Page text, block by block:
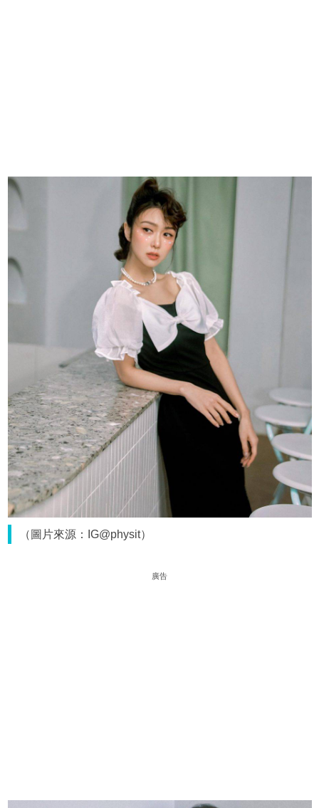
（圖片來源：IG@physit）
廣告